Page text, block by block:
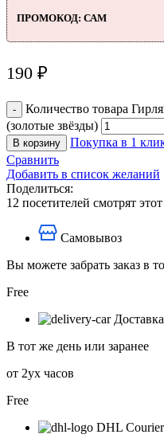
ПРОМОКОД: САМ
190 ₽
Количество товара
(золотые звёзды)
В корзину
Покупка в 1
Сравнить
Добавить в список желаний
Поделиться:
12 посетителей смотрят
Самовывоз
Вы можете забрать заказ в
Free
В тот же день или заранее
от 2ух часов
Free
DHL